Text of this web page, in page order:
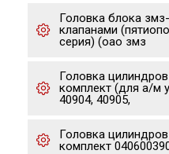
Головка блока
клапанами
серия) (оао змз
Головка
комплект (для а/м
40904, 40905,
Головка
комплект